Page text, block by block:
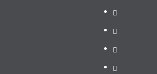
Politik
Pariwisata
Jakarta
Dunia